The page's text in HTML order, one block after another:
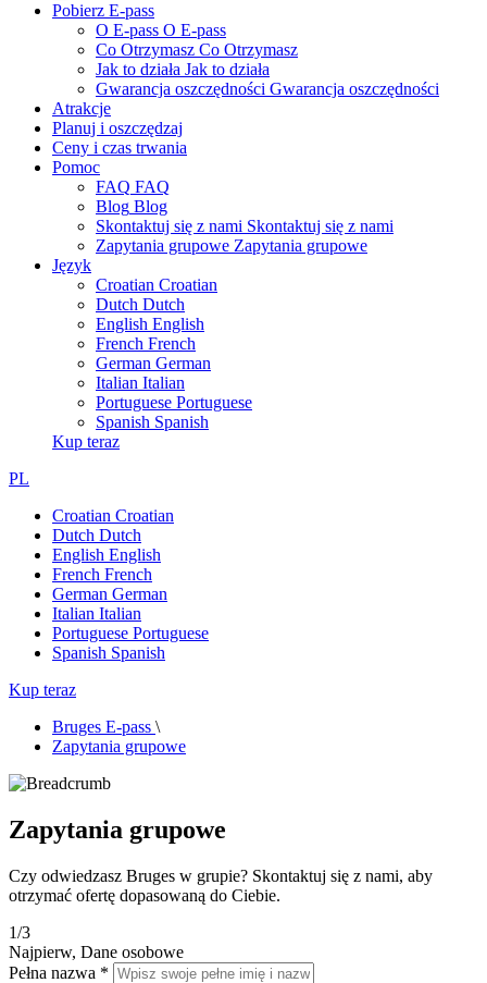
Pobierz E-pass
O E-pass O E-pass
Co Otrzymasz Co Otrzymasz
Jak to działa Jak to działa
Gwarancja oszczędności Gwarancja oszczędności
Atrakcje
Planuj i oszczędzaj
Ceny i czas trwania
Pomoc
FAQ FAQ
Blog Blog
Skontaktuj się z nami Skontaktuj się z nami
Zapytania grupowe Zapytania grupowe
Język
Croatian Croatian
Dutch Dutch
English English
French French
German German
Italian Italian
Portuguese Portuguese
Spanish Spanish
Kup teraz
PL
Croatian Croatian
Dutch Dutch
English English
French French
German German
Italian Italian
Portuguese Portuguese
Spanish Spanish
Kup teraz
Bruges E-pass \
Zapytania grupowe
Zapytania grupowe
Czy odwiedzasz Bruges w grupie? Skontaktuj się z nami, aby
otrzymać ofertę dopasowaną do Ciebie.
1/3
Najpierw, Dane osobowe
Pełna nazwa *